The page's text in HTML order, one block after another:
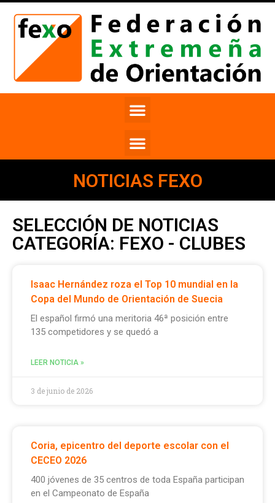
NOTICIAS FEXO
SELECCIÓN DE NOTICIAS
CATEGORÍA: FEXO - CLUBES
Isaac Hernández roza el Top 10 mundial en la
Copa del Mundo de Orientación de Suecia
El español firmó una meritoria 46ª posición entre
135 competidores y se quedó a
LEER NOTICIA »
3 de junio de 2026
Coria, epicentro del deporte escolar con el
CECEO 2026
400 jóvenes de 35 centros de toda España participan
en el Campeonato de España